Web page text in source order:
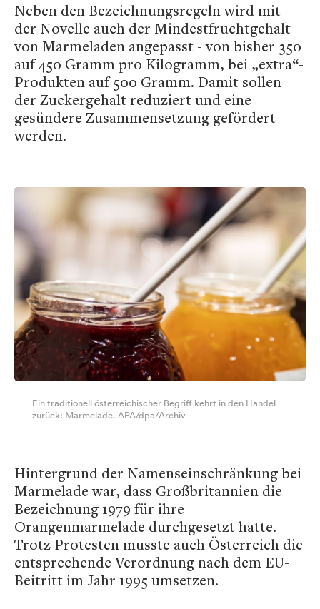
Neben den Bezeichnungsregeln wird mit
der Novelle auch der Mindestfruchtgehalt
von Marmeladen angepasst - von bisher 350
auf 450 Gramm pro Kilogramm, bei „extra“-
Produkten auf 500 Gramm. Damit sollen
der Zuckergehalt reduziert und eine
gesündere Zusammensetzung gefördert
werden.
Ein traditionell österreichischer Begriff kehrt in den Handel
zurück: Marmelade. APA/dpa/Archiv
Hintergrund der Namenseinschränkung bei
Marmelade war, dass Großbritannien die
Bezeichnung 1979 für ihre
Orangenmarmelade durchgesetzt hatte.
Trotz Protesten musste auch Österreich die
entsprechende Verordnung nach dem EU-
Beitritt im Jahr 1995 umsetzen.